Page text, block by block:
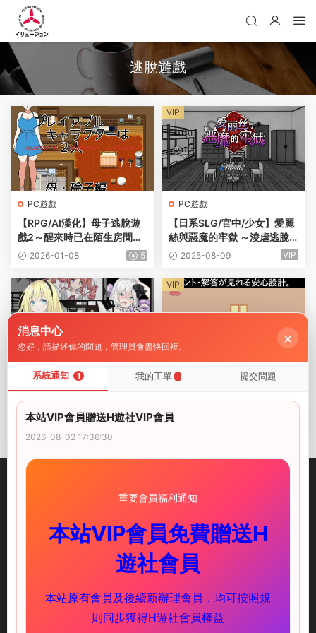
逃脫遊戲
PC遊戲
【RPG/AI漢化】母子逃脫遊
戲2～醒來時已在陌生房間～
v25.12.13【PC/315M】
2026-01-08 5
PC遊戲
【日系SLG/官中/少女】愛麗
絲與惡魔的牢獄 ～淩虐逃脫
遊戲～ 官方中文版【PC/0.5
ョナ脫出ゲーム～
2025-08-09 VIP
VIP
PC遊戲
【SLG/AI漢化/MTool】愛麗
絲與惡魔的牢獄 ～淩虐逃脫
遊戲～v1.0.2【電腦/1.1G】
PC遊戲
巧陷阱 ~陷阱恐怖逃脫遊戲~
【PC/333M】
VIP
illusion中國-I社中國官方網站
服務支持
新手必讀
下載教程
消息中心
您好，請描述你的問題，管理員會盡快回複。 ×
系統通知 1 我的工單 提交問題
本站VIP會員贈送H遊社VIP會員
2026-08-02 17:36:30
重要會員福利通知
本站VIP會員免費贈送H
遊社會員
本站原有會員及後續新辦理會員，均可按照規
則同步獲得H遊社會員權益